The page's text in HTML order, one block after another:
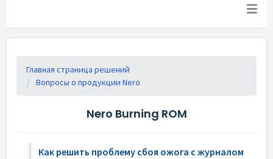
Главная страница решений
Вопросы о продукции Nero
Nero Burning ROM
Как решить проблему сбоя ожога с журналом